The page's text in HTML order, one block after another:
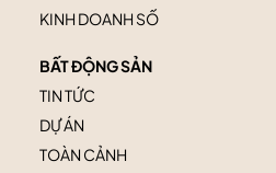
KINH DOANH SỐ
BẤT ĐỘNG SẢN
TIN TỨC
DỰ ÁN
TOÀN CẢNH